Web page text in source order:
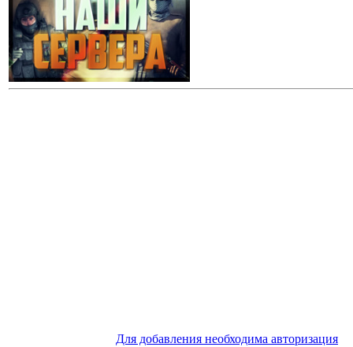
Для добавления необходима авторизация